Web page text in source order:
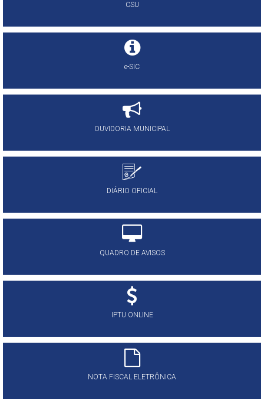
CSU
e-SIC
OUVIDORIA MUNICIPAL
DIÁRIO OFICIAL
QUADRO DE AVISOS
IPTU ONLINE
NOTA FISCAL ELETRÔNICA